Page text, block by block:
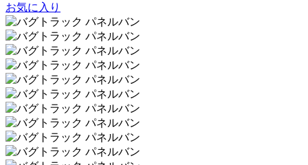
お気に入り